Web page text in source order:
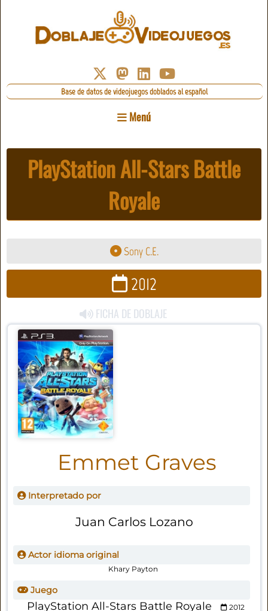
Base de datos de videojuegos doblados al español
Menú
PlayStation All-Stars Battle
Royale
Sony C.E.
2012
FICHA DE DOBLAJE
Emmet Graves
Interpretado por
Juan Carlos Lozano
Actor idioma original
Khary Payton
Juego
PlayStation All-Stars Battle Royale 2012